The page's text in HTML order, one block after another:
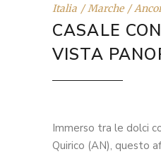
Italia Marche
CASALE
VISTA
Immerso tra le dolci
Quirico (AN), questo